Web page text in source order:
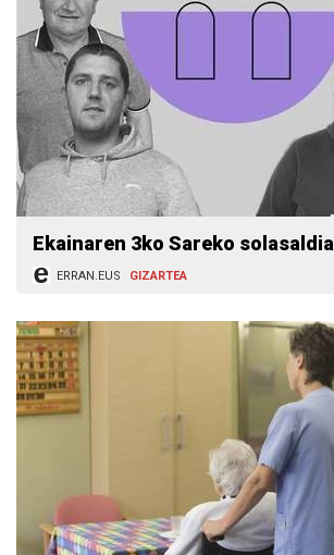
Ekainaren 3ko Sareko solasaldia
ERRAN.EUS GIZARTEA